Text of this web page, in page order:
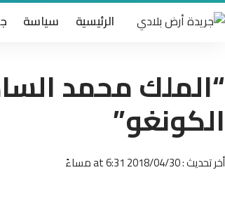
الرئيسية سياسة
“الملك محمد
الكونغو”
أخر تحديث : 2018/04/30 at 6:31 مساءً